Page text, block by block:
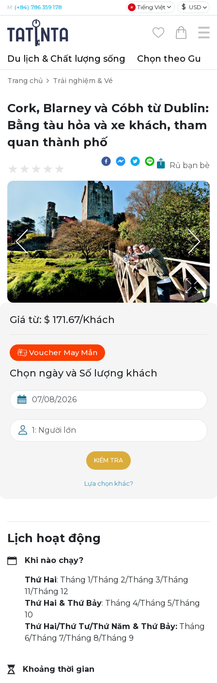
M: (+84) 786 359 178 Tiếng Việt $ USD
Du lịch & Chất lượng sống Chọn theo Gu
Trang chủ Trải nghiệm & Vé
Cork, Blarney và Cóbh từ Dublin:
Bằng tàu hỏa và xe khách, tham
quan thành phố
Rủ bạn bè
Giá từ: $ 171.67/Khách
Voucher May Mắn
Chọn ngày và Số lượng khách
1: Người lớn
KIỂM TRA
Lựa chọn khác?
Lịch hoạt động
Khi nào chạy?
Thứ Hai: Tháng 1/Tháng 2/Tháng 3/Tháng
11/Tháng 12
Thứ Hai & Thứ Bảy: Tháng 4/Tháng 5/Tháng
10
Thứ Hai/Thứ Tư/Thứ Năm & Thứ Bảy: Tháng
6/Tháng 7/Tháng 8/Tháng 9
Khoảng thời gian